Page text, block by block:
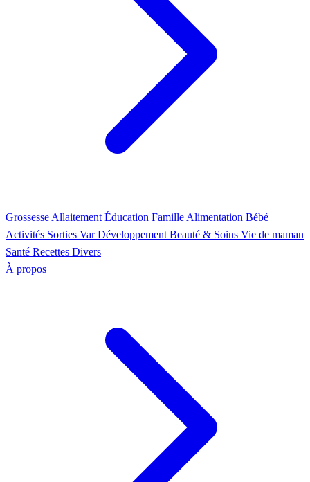
Grossesse Allaitement Éducation Famille Alimentation Bébé
Activités Sorties Var Développement Beauté & Soins Vie de maman
Santé Recettes Divers
À propos